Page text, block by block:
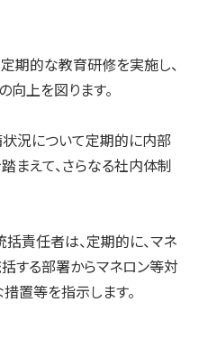
期的な教育研修を実施し、
上を図ります。
況について定期的に内部
まえて、さらなる社内体制
責任者は、定期的に、マネ
する部署からマネロン等対
置等を指示します。